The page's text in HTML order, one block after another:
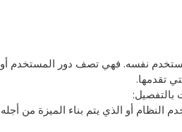
نفسه. فهي تصف دور المستخدم أو
تقدمها.
بالتفصيل:
النظام أو الذي يتم بناء الميزة من